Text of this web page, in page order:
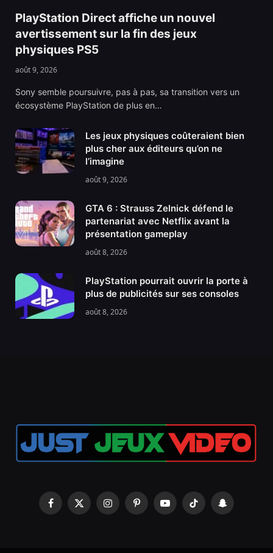
PlayStation Direct affiche un nouvel
avertissement sur la fin des jeux
physiques PS5
août 9, 2026
Sony semble poursuivre, pas à pas, sa transition vers un
écosystème PlayStation de plus en…
Les jeux physiques coûteraient bien
plus cher aux éditeurs qu’on ne
l’imagine
août 9, 2026
GTA 6 : Strauss Zelnick défend le
partenariat avec Netflix avant la
présentation gameplay
août 8, 2026
PlayStation pourrait ouvrir la porte à
plus de publicités sur ses consoles
août 8, 2026
Facebook
X
InstagramPinterestYouTubeTikTok Snapchat